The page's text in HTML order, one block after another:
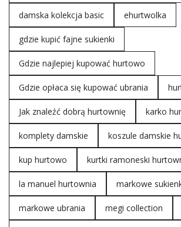
damska kolekcja basic ehurtwolka
gdzie kupić fajne sukienki
Gdzie najlepiej kupować hurtowo
Gdzie opłaca się kupować ubrania
Jak znaleźć dobrą hurtownię karko
komplety damskie koszule damskie
kup hurtowo kurtki ramoneski
la manuel hurtownia markowe
markowe ubrania megi collection